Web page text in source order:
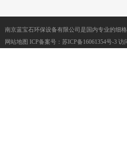
南京蓝宝石环保设备有限公司是国内专业的细
网站地图 ICP备案号： 苏ICP备16061354号-3 访